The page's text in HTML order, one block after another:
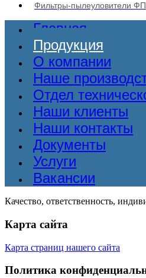
Фильтры-пылеуловители ФП
Главная
Продукция
О компании
Наше
Отдел
Наши клиенты
Наши контакты
Документы
Услуги
Вакансии
Качество, ответственность,
Карта сайта
Карта страниц нашего сайта
Политика